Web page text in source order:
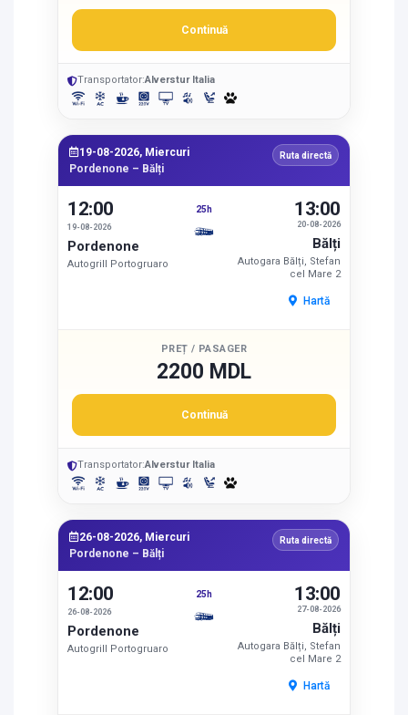
Continuă
Transportator:Alverstur Italia
19-08-2026, Miercuri
Pordenone – Bălți
Ruta directă
12:00
19-08-2026
Pordenone
Autogrill Portogruaro
25h
20-08-2026
13:00
Bălți
Autogara Bălți, Stefan
cel Mare 2
Hartă
PREȚ / PASAGER
2200 MDL
Continuă
Transportator:Alverstur Italia
26-08-2026, Miercuri
Pordenone – Bălți
Ruta directă
12:00
26-08-2026
Pordenone
Autogrill Portogruaro
25h
27-08-2026
13:00
Bălți
Autogara Bălți, Stefan
cel Mare 2
Hartă